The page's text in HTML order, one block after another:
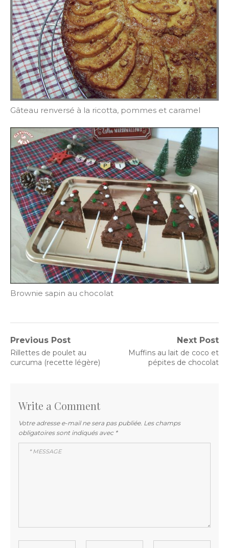
Gâteau renversé à la ricotta, pommes et caramel
Brownie sapin au chocolat
Navigation
de
Previous Post
Previous
post:
Rillettes de poulet au
curcuma (recette légère)
Next Post
Next
Muffins au lait de coco et
pépites de chocolat
Write a Comment
Votre adresse e-mail ne sera pas publiée. Les champs
obligatoires sont indiqués avec *